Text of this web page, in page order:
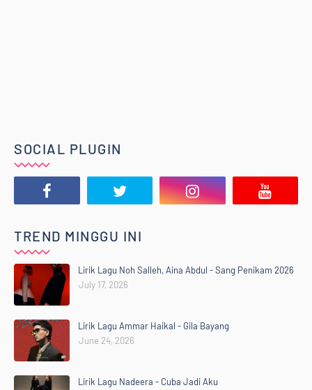
SOCIAL PLUGIN
TREND MINGGU INI
Lirik Lagu Noh Salleh, Aina Abdul - Sang Penikam 2026
July 17, 2026
Lirik Lagu Ammar Haikal - Gila Bayang
June 24, 2026
Lirik Lagu Nadeera - Cuba Jadi Aku